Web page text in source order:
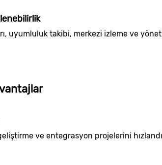
uyumluluk takibi, merkezi izleme ve
ve entegrasyon projelerini